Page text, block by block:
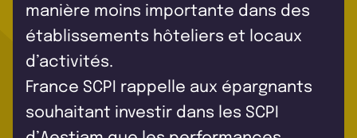
manière moins importante dans des
établissements hôteliers et locaux
d’activités.
France SCPI rappelle aux épargnants
souhaitant investir dans les SCPI